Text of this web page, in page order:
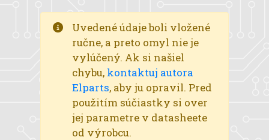
Uvedené údaje boli vložené
ručne, a preto omyl nie je
vylúčený. Ak si našiel
chybu, kontaktuj autora
Elparts, aby ju opravil. Pred
použitím súčiastky si over
jej parametre v datasheete
od výrobcu.